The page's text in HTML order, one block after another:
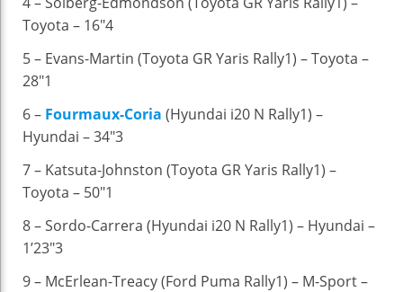
Toyota – 16″4
5 – Evans-Martin (Toyota GR Yaris Rally1) – Toyota –
28″1
6 – Fourmaux-Coria (Hyundai i20 N Rally1) –
Hyundai – 34″3
7 – Katsuta-Johnston (Toyota GR Yaris Rally1) –
Toyota – 50″1
8 – Sordo-Carrera (Hyundai i20 N Rally1) – Hyundai –
1’23″3
9 – McErlean-Treacy (Ford Puma Rally1) – M-Sport –